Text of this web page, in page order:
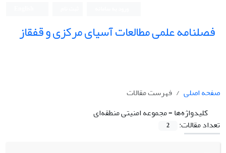
فصلنامه علمی مطالعات آسیای مرکزی و قفقاز
صفحه اصلی
فهرست مقالات
کلیدواژه‌ها =مجموعه امنیتی منطقه‌ای
تعداد مقالات:
2